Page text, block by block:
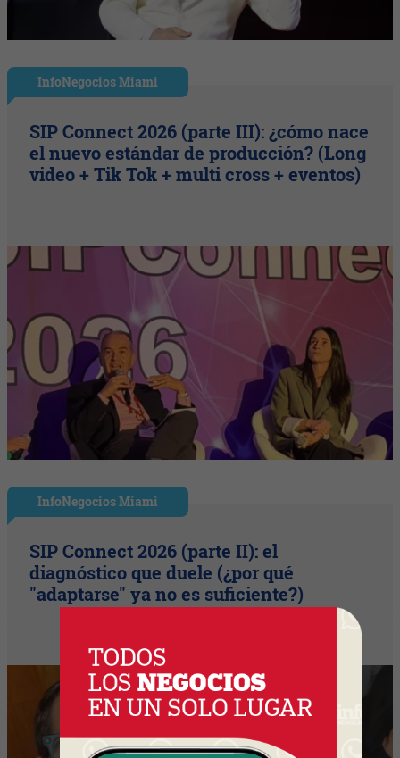
InfoNegocios Miami
SIP Connect 2026 (parte III): ¿cómo nace
el nuevo estándar de producción? (Long
video + Tik Tok + multi cross + eventos)
InfoNegocios Miami
SIP Connect 2026 (parte II): el
diagnóstico que duele (¿por qué
"adaptarse" ya no es suficiente?)